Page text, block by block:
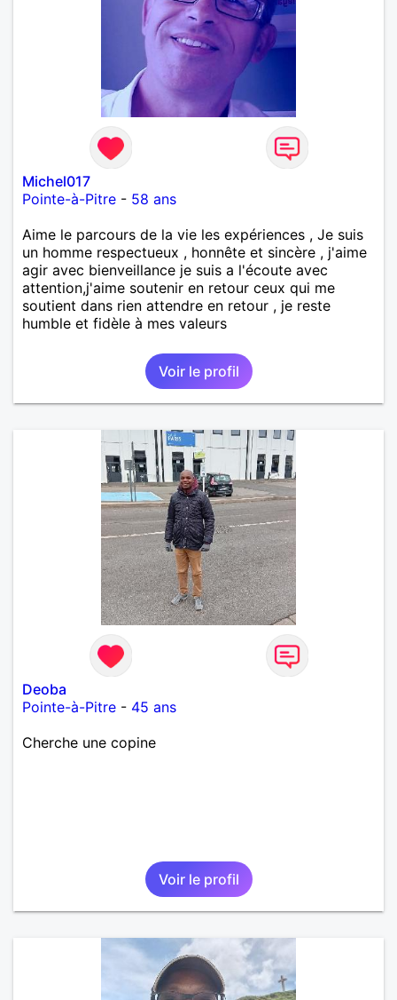
Michel017
Pointe-à-Pitre - 58 ans
Aime le parcours de la vie les expériences , Je suis
un homme respectueux , honnête et sincère , j'aime
agir avec bienveillance je suis a l'écoute avec
attention,j'aime soutenir en retour ceux qui me
soutient dans rien attendre en retour , je reste
humble et fidèle à mes valeurs
Voir le profil
Deoba
Pointe-à-Pitre - 45 ans
Cherche une copine
Voir le profil